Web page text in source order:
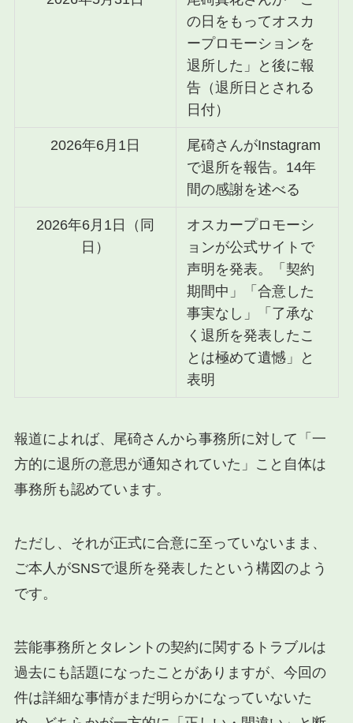
の日をもってオスカ
ープロモーションを
退所した」と後に報
告（退所日とされる
日付）
2026年6月1日
尾碕さんがInstagram
で退所を報告。14年
間の感謝を述べる
2026年6月1日（同
日）
オスカープロモーシ
ョンが公式サイトで
声明を発表。「契約
期間中」「合意した
事実なし」「了承な
く退所を発表したこ
とは極めて遺憾」と
表明
報道によれば、尾碕さんから事務所に対して「一
方的に退所の意思が通知されていた」こと自体は
事務所も認めています。
ただし、それが正式に合意に至っていないまま、
ご本人がSNSで退所を発表したという構図のよう
です。
芸能事務所とタレントの契約に関するトラブルは
過去にも話題になったことがありますが、今回の
件は詳細な事情がまだ明らかになっていないた